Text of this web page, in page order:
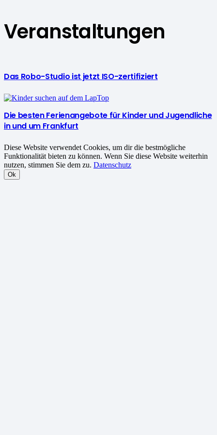
Veranstaltungen
Das Robo-Studio ist jetzt ISO-zertifiziert
Die besten Ferienangebote für Kinder und Jugendliche
in und um Frankfurt
Diese Website verwendet Cookies, um dir die bestmögliche
Funktionalität bieten zu können. Wenn Sie diese Website weiterhin
nutzen, stimmen Sie dem zu. Datenschutz
Ok